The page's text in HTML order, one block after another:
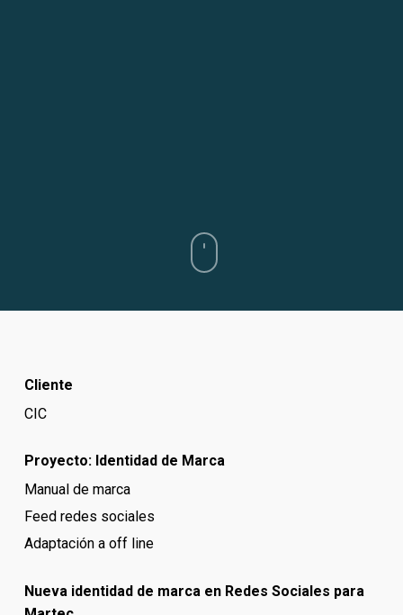
Cliente
CIC
Proyecto: Identidad de Marca
Manual de marca
Feed redes sociales
Adaptación a off line
Nueva identidad de marca en Redes Sociales para